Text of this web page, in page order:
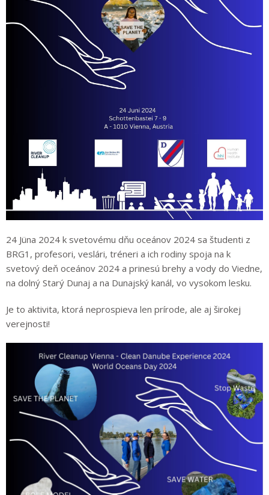
24 Jüna 2024 k svetovému dňu oceánov 2024 sa študenti z
BRG1, profesori, veslári, tréneri a ich rodiny spoja na k
svetový deň oceánov 2024 a prinesú brehy a vody do Viedne,
na dolný Starý Dunaj a na Dunajský kanál, vo vysokom lesku.
Je to aktivita, ktorá neprospieva len prírode, ale aj širokej
verejnosti!